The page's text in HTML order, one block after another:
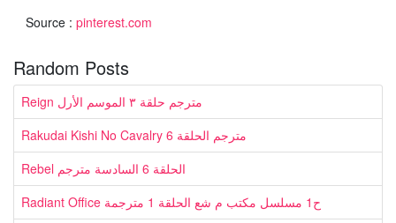
Source : pinterest.com
Random Posts
Reign مترجم حلقة ٣ الموسم الأرل
Rakudai Kishi No Cavalry مترجم الحلقة 6
Rebel الحلقة 6 السادسة مترجم
Radiant Office ح1 مسلسل مكتب م شع الحلقة 1 مترجمة